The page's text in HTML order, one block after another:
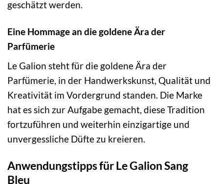
geschätzt werden.
Eine Hommage an die goldene Ära der
Parfümerie
Le Galion steht für die goldene Ära der
Parfümerie, in der Handwerkskunst, Qualität und
Kreativität im Vordergrund standen. Die Marke
hat es sich zur Aufgabe gemacht, diese Tradition
fortzuführen und weiterhin einzigartige und
unvergessliche Düfte zu kreieren.
Anwendungstipps für Le Galion Sang
Bleu